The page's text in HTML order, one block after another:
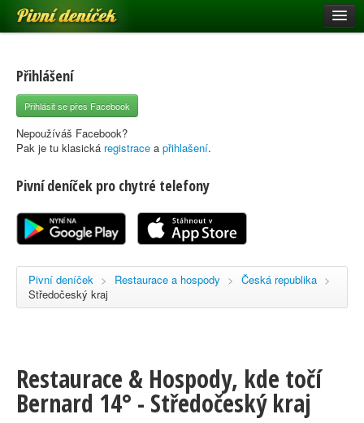
Pivní deníček
Pivní mapa
Pivní značky
Nápověda
Registrace
Přihlášení
Přihlásit se přes Facebook
Nepoužíváš Facebook?
Pak je tu klasická registrace a přihlašení.
Pivní deníček pro chytré telefony
Pivní deníček > Restaurace a hospody > Česká republika >
Středočeský kraj
Restaurace & Hospody, kde točí
Bernard 14° - Středočeský kraj